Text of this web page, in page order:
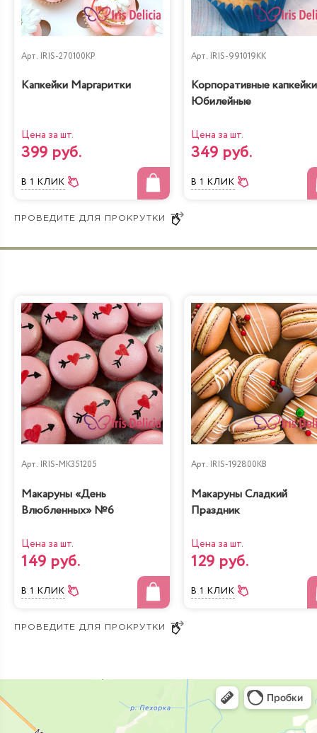
Арт. IRIS-270100KP
Капкейки Маргаритки
Цена за шт.
399 руб.
В 1 КЛИК
Арт. IRIS-991019KK
Корпоративные капкейки
Юбилейные
Цена за шт.
349 руб.
В 1 КЛИК
Арт. IRIS-MK351205
Макаруны «День
Влюбленных» №6
Цена за шт.
149 руб.
В 1 КЛИК
Арт. IRIS-192800KB
Макаруны Сладкий
Праздник
Цена за шт.
129 руб.
В 1 КЛИК